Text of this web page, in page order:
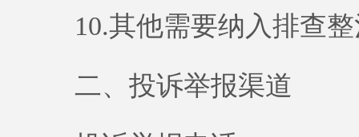
10.其他需要纳入排查整
二、投诉举报渠道